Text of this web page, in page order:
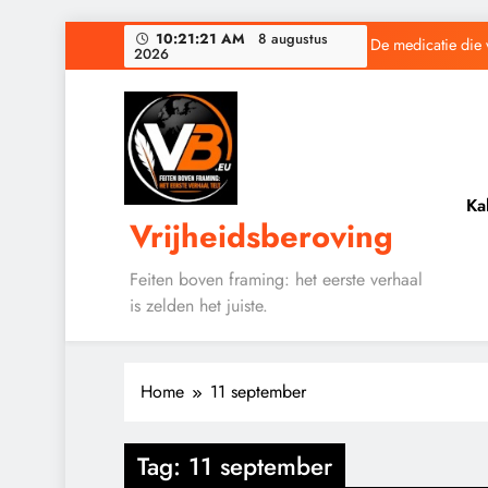
10:21:22 AM 8 augustus
2026
De medicatie
Baudet
De medicatie
Vrijheidsberoving
Feiten boven framing: het eerste verhaal
is zelden het juiste.
Home 11 september
Tag: 11 september
CONTROLE
GEOPOLITIEK